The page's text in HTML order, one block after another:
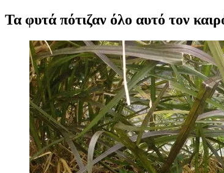
Τα φυτά πότιζαν όλο αυτό τον